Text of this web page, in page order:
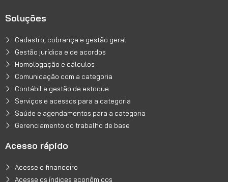
Soluções
Cadastro, cobrança e gestão geral
Gestão jurídica e de acordos
Homologação e cálculos
Comunicação com a categoria
Contábil e gestão de estoque
Serviços e acessos para a categoria
Saúde e agendamentos para a categoria
Gerenciamento do trabalho de base
Acesso rápido
Acesse o financeiro
Acesse os índices econômicos